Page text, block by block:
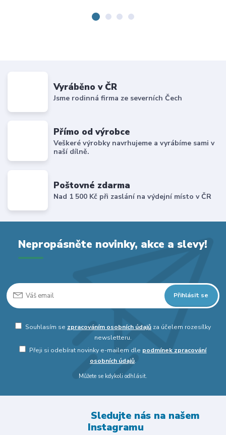
Vyráběno v ČR
Jsme rodinná firma ze severních Čech
Přímo od výrobce
Veškeré výrobky navrhujeme a vyrábíme sami v
naší dílně.
Poštovné zdarma
Nad 1 500 Kč při zaslání na výdejní místo v ČR
Nepropásněte novinky, akce a slevy!
Přihlásit se
Souhlasím se zpracováním osobních údajůza účelem rozesílky
newsletteru.
Přeji si odebírat novinky e-mailem dle podmínek zpracování
osobních údajů.
Můžete se kdykoli odhlásit.
Sledujte nás na našem
Instagramu